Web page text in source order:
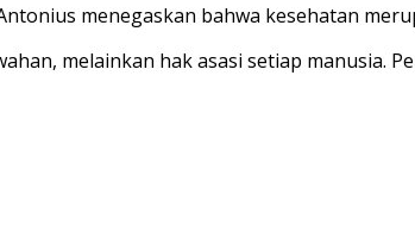
menegaskan bahwa kesehatan
melainkan hak asasi setiap manusia.